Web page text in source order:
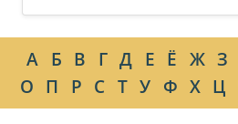
А Б В Г Д Е Ё Ж З
О П Р С Т У Ф Х Ц